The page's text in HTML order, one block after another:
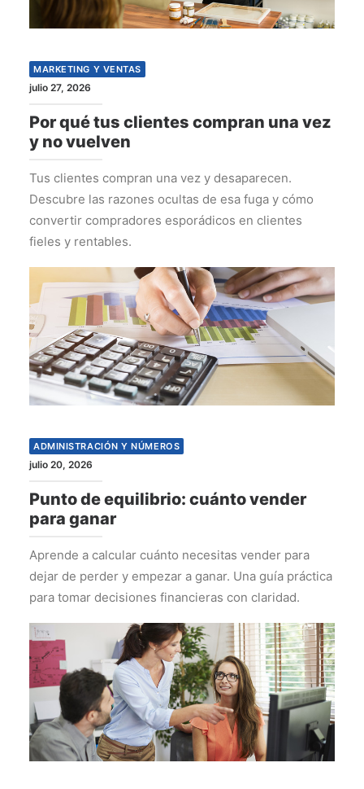
MARKETING Y VENTAS
julio 27, 2026
Por qué tus clientes compran una vez
y no vuelven
Tus clientes compran una vez y desaparecen.
Descubre las razones ocultas de esa fuga y cómo
convertir compradores esporádicos en clientes
fieles y rentables.
ADMINISTRACIÓN Y NÚMEROS
julio 20, 2026
Punto de equilibrio: cuánto vender
para ganar
Aprende a calcular cuánto necesitas vender para
dejar de perder y empezar a ganar. Una guía práctica
para tomar decisiones financieras con claridad.